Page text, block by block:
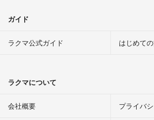
ガイド
ラクマ公式ガイド はじめて
ラクマについて
会社概要 プライバ